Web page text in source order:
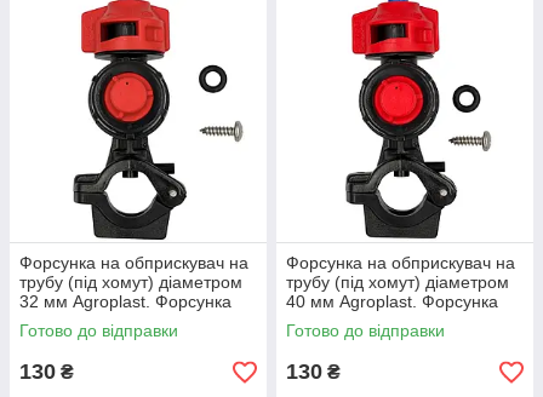
Форсунка на обприскувач на
трубу (під хомут) діаметром
32 мм Agroplast. Форсунка
обприскувача трубна 0-
100/09
Готово до відправки
130 ₴
Форсунка на обприскувач на
трубу (під хомут) діаметром
40 мм Agroplast. Форсунка
обприскувача трубна 0-
100/09
Готово до відправки
130 ₴